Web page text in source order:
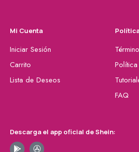
Mi Cuenta
Iniciar Sesión
Carrito
Lista de Deseos
FAQ
Descarga el app oficial de Shein: